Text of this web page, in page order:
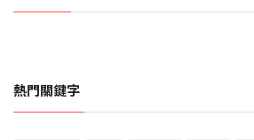
熱門關鍵字